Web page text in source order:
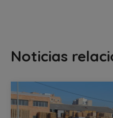
Noticias